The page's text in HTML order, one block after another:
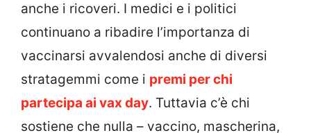
anche i ricoveri. I medici e i politici
continuano a ribadire l’importanza di
vaccinarsi avvalendosi anche di diversi
stratagemmi come i premi per chi
partecipa ai vax day. Tuttavia c’è chi
sostiene che nulla – vaccino, mascherina,